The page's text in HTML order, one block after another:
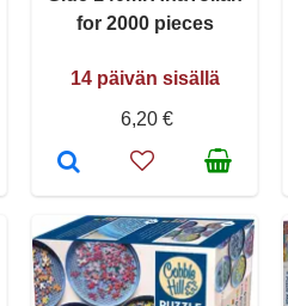
for 2000 pieces
14 päivän sisällä
6,20 €